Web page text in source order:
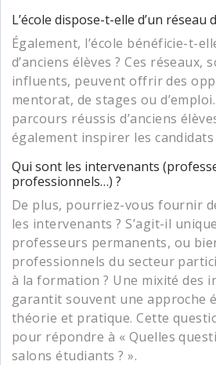
L’école dispose-t-elle d’un réseau
Également, l’école bénéficie-t-
d’anciens élèves ? Ces réseaux,
influents, peuvent offrir des
mentorat, de stages ou
parcours réussis d’anciens
également inspirer les
Qui sont les intervenants
professionnels…) ?
De plus, pourriez-vous fournir
les intervenants ? S’agit-il
professeurs permanents, ou
professionnels du secteur
à la formation ? Une mixité des
garantit souvent une approche
théorie et pratique. Cette
pour répondre à « Quelles
salons étudiants ? ».